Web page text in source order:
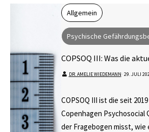
Allgemein
Psychische
COPSOQ III: Was die
DR. AMELIE WIEDEMANN⋅ 29. JULI
COPSOQ III ist die seit
Copenhagen Psychosocial
der Fragebogen misst,